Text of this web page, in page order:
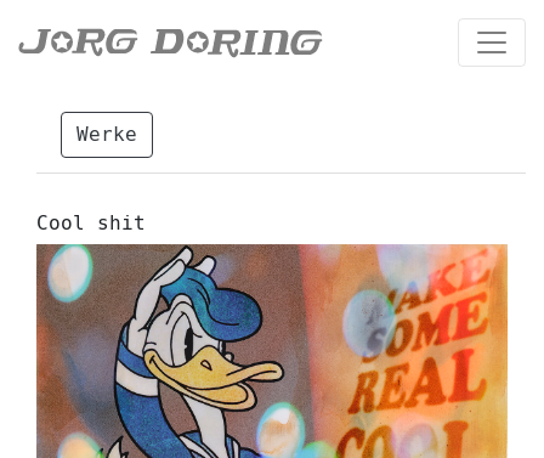
Werke
Cool shit